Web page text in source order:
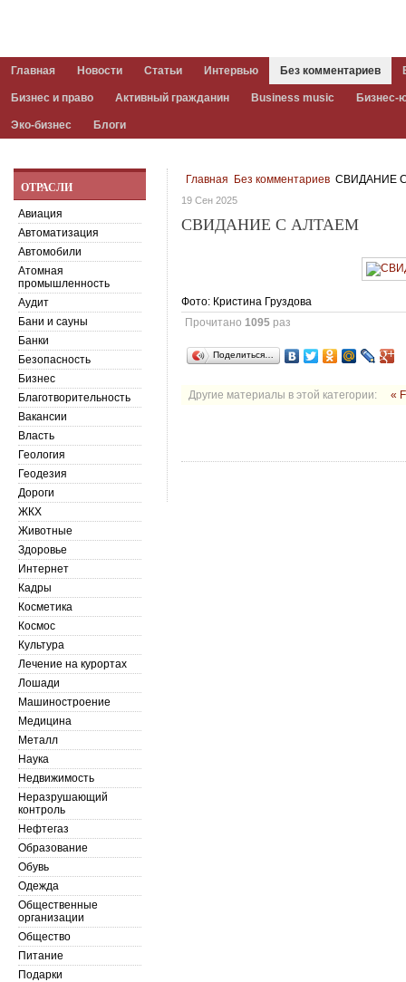
Главная Новости Статьи Интервью Без комментариев
Бизнес и право Активный гражданин Business music Бизнес-
Эко-бизнес Блоги
Главная Без комментариев СВИДАНИЕ
19 Сен 2025
СВИДАНИЕ С АЛТАЕМ
Фото: Кристина Груздова
Прочитано1095 раз
Поделиться…
Другие материалы в этой категории: «
ОТРАСЛИ
Авиация
Автоматизация
Автомобили
Атомная
промышленность
Аудит
Бани и сауны
Банки
Безопасность
Бизнес
Благотворительность
Вакансии
Власть
Геология
Геодезия
Дороги
ЖКХ
Животные
Здоровье
Интернет
Кадры
Косметика
Космос
Культура
Лечение на курортах
Лошади
Машиностроение
Медицина
Металл
Наука
Недвижимость
Неразрушающий
контроль
Нефтегаз
Образование
Обувь
Одежда
Общественные
организации
Общество
Питание
Подарки